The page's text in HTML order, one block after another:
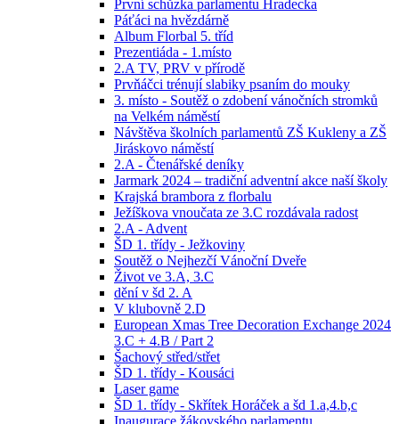
První schůzka parlamentu Hradecka
Páťáci na hvězdárně
Album Florbal 5. tříd
Prezentiáda - 1.místo
2.A TV, PRV v přírodě
Prvňáčci trénují slabiky psaním do mouky
3. místo - Soutěž o zdobení vánočních stromků
na Velkém náměstí
Návštěva školních parlamentů ZŠ Kukleny a ZŠ
Jiráskovo náměstí
2.A - Čtenářské deníky
Jarmark 2024 – tradiční adventní akce naší školy
Krajská brambora z florbalu
Ježíškova vnoučata ze 3.C rozdávala radost
2.A - Advent
ŠD 1. třídy - Ježkoviny
Soutěž o Nejhezčí Vánoční Dveře
Život ve 3.A, 3.C
dění v šd 2. A
V klubovně 2.D
European Xmas Tree Decoration Exchange 2024
3.C + 4.B / Part 2
Šachový střed/střet
ŠD 1. třídy - Kousáci
Laser game
ŠD 1. třídy - Skřítek Horáček a šd 1.a,4.b,c